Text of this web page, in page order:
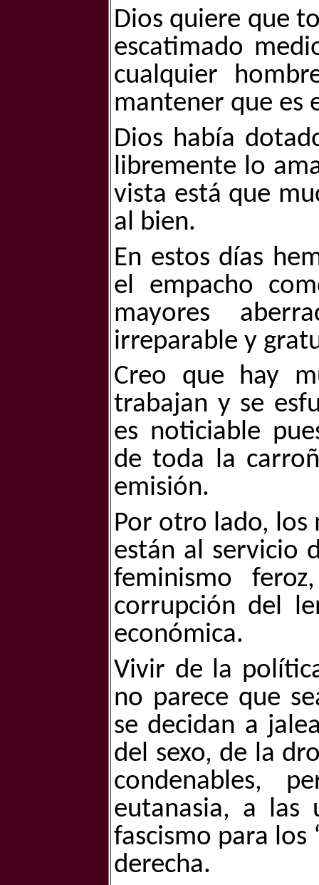
Dios quiere que
escatimado
cualquier
mantener que es
Dios había
libremente lo
vista está que
al bien.
En estos días
el empacho
mayores
irreparable y
Creo que hay
trabajan y se
es noticiable
de toda la
emisión.
Por otro lado, los
están al servicio
feminismo
corrupción del
económica.
Vivir de la
no parece que
se decidan a
del sexo, de la
condenables,
eutanasia, a las
fascismo para los
derecha.